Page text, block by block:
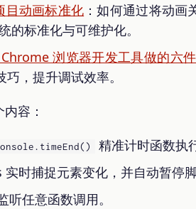
目动画标准化 ：如何通过将动画
的标准化与可维护化。
浏览器开发工具做的六
，提升调试效率。
容：
精准计时函数执
时捕捉元素变化，并自动暂停脚
任意函数调用。